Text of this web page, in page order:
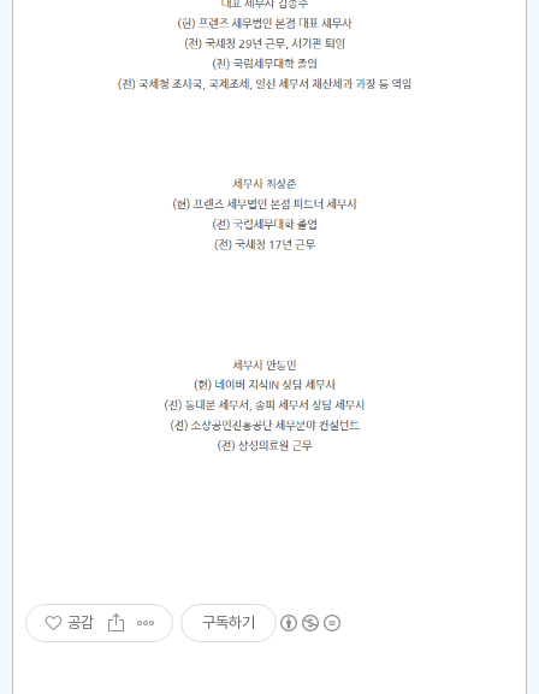
공감 구독하기